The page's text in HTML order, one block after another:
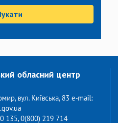
обласний центр
вул. Київська, 83 e-mail:
135, 0(800) 219 714